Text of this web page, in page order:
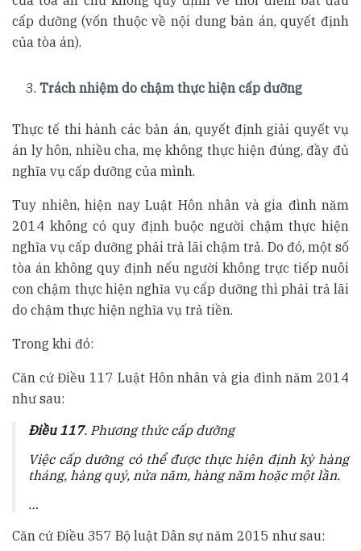
cấp dưỡng (vốn thuộc về nội dung bản án, quyết định
của tòa án).
Trách nhiệm do chậm thực hiện cấp dưỡng
Thực tế thi hành các bản án, quyết định giải quyết vụ
án ly hôn, nhiều cha, mẹ không thực hiện đúng, đầy đủ
nghĩa vụ cấp dưỡng của mình.
Tuy nhiên, hiện nay Luật Hôn nhân và gia đình năm
2014 không có quy định buộc người chậm thực hiện
nghĩa vụ cấp dưỡng phải trả lãi chậm trả. Do đó, một số
tòa án không quy định nếu người không trực tiếp nuôi
con chậm thực hiện nghĩa vụ cấp dưỡng thì phải trả lãi
do chậm thực hiện nghĩa vụ trả tiền.
Trong khi đó:
Căn cứ Điều 117 Luật Hôn nhân và gia đình năm 2014
như sau:
Điều 117. Phương thức cấp dưỡng
Việc cấp dưỡng có thể được thực hiện định kỳ hàng
tháng, hàng quý, nửa năm, hàng năm hoặc một lần.
…
Căn cứ Điều 357 Bộ luật Dân sự năm 2015 như sau: